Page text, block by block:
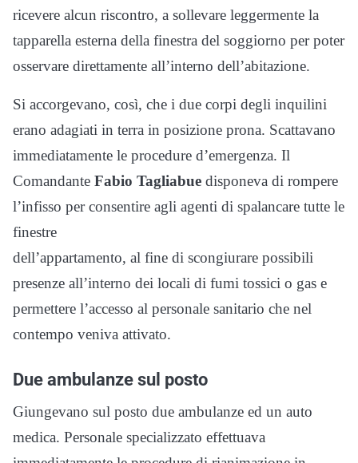
ricevere alcun riscontro, a sollevare leggermente la
tapparella esterna della finestra del soggiorno per poter
osservare direttamente all’interno dell’abitazione.
Si accorgevano, così, che i due corpi degli inquilini
erano adagiati in terra in posizione prona. Scattavano
immediatamente le procedure d’emergenza. Il
Comandante Fabio Tagliabue disponeva di rompere
l’infisso per consentire agli agenti di spalancare tutte le
finestre
dell’appartamento, al fine di scongiurare possibili
presenze all’interno dei locali di fumi tossici o gas e
permettere l’accesso al personale sanitario che nel
contempo veniva attivato.
Due ambulanze sul posto
Giungevano sul posto due ambulanze ed un auto
medica. Personale specializzato effettuava